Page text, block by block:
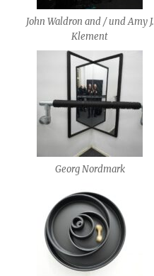
John Waldron and / und Amy J.
Klement
Georg Nordmark